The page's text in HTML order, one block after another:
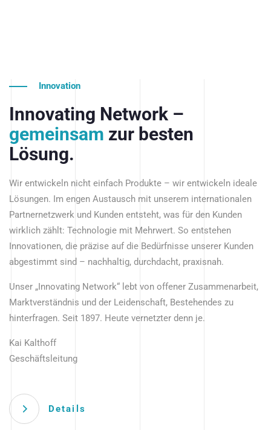
Innovation
Innovating Network –
gemeinsam zur besten
Lösung.
Wir entwickeln nicht einfach Produkte – wir entwickeln ideale
Lösungen. Im engen Austausch mit unserem internationalen
Partnernetzwerk und Kunden entsteht, was für den Kunden
wirklich zählt: Technologie mit Mehrwert. So entstehen
Innovationen, die präzise auf die Bedürfnisse unserer Kunden
abgestimmt sind – nachhaltig, durchdacht, praxisnah.
Unser „Innovating Network“ lebt von offener Zusammenarbeit,
Marktverständnis und der Leidenschaft, Bestehendes zu
hinterfragen. Seit 1897. Heute vernetzter denn je.
Kai Kalthoff
Geschäftsleitung
Details